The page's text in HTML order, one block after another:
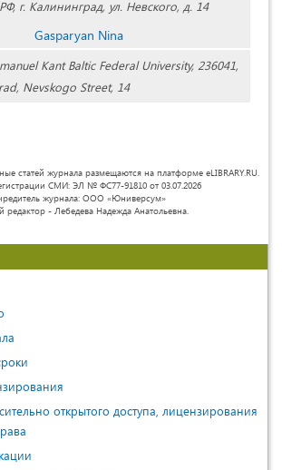
г. Калининград, ул. Невского, д. 14
Gasparyan Nina
Kant Baltic Federal University, 236041,
Nevskogo Street, 14
статей журнала размещаются на платформе eLIBRARY.RU.
СМИ: ЭЛ № ФС77-91810 от 03.07.2026
журнала: ООО «Юниверсум»
редактор - Лебедева Надежда Анатольевна.
открытого доступа, лицензирования